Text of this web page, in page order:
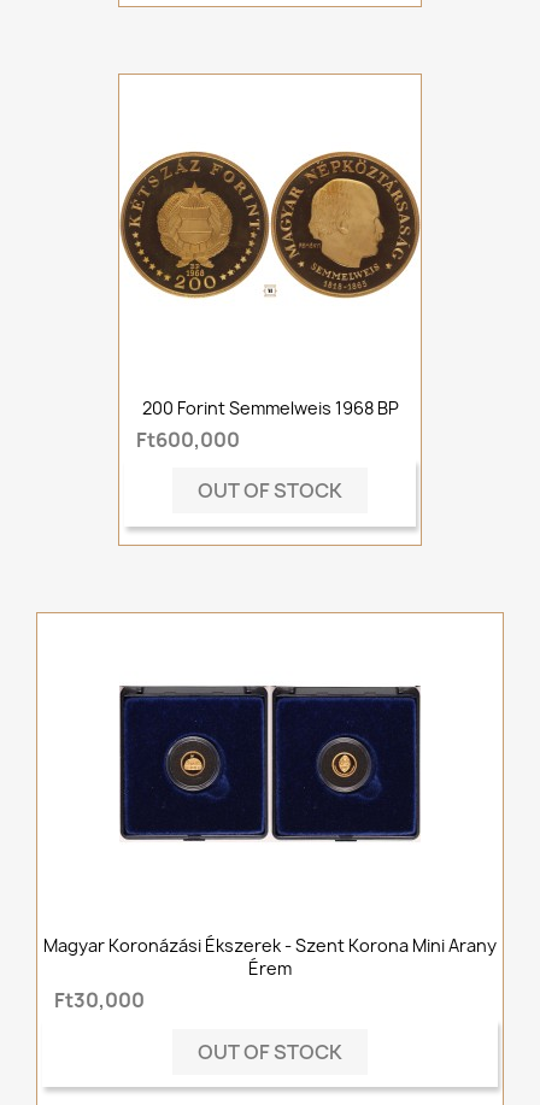
200 Forint Semmelweis 1968 BP
Ft600,000
OUT OF STOCK
Magyar Koronázási Ékszerek - Szent Korona Mini Arany
Érem
Ft30,000
OUT OF STOCK